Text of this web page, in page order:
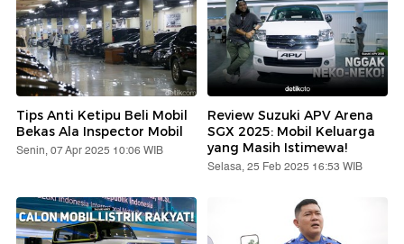
Tips Anti Ketipu Beli Mobil
Bekas Ala Inspector Mobil
Senin, 07 Apr 2025 10:06 WIB
Review Suzuki APV Arena
SGX 2025: Mobil Keluarga
yang Masih Istimewa!
Selasa, 25 Feb 2025 16:53 WIB